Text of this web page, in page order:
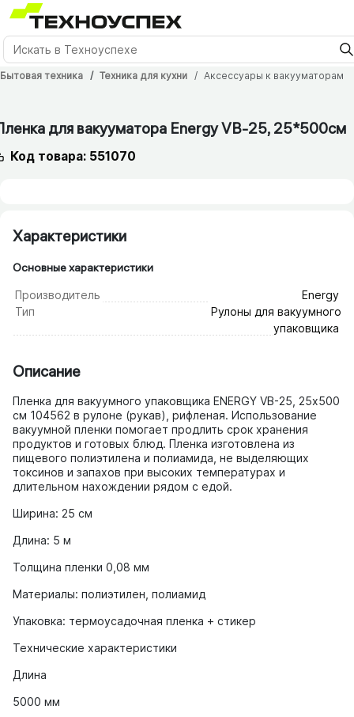
Бытовая техника Техника для кухни Аксессуары к вакууматорам
для вакууматора Energy VB-25, 25*500см
Код товара: 551070
Характеристики
Основные характеристики
Производитель
Energy
Тип
Рулоны для вакуумного
упаковщика
Описание
Пленка для вакуумного упаковщика ENERGY VB-25, 25х500
см 104562 в рулоне (рукав), рифленая. Использование
вакуумной пленки помогает продлить срок хранения
продуктов и готовых блюд. Пленка изготовлена из
пищевого полиэтилена и полиамида, не выделяющих
токсинов и запахов при высоких температурах и
длительном нахождении рядом с едой.
Ширина: 25 см
Длина: 5 м
Толщина пленки 0,08 мм
Материалы: полиэтилен, полиамид
Упаковка: термоусадочная пленка + стикер
Технические характеристики
Длина
5000 мм